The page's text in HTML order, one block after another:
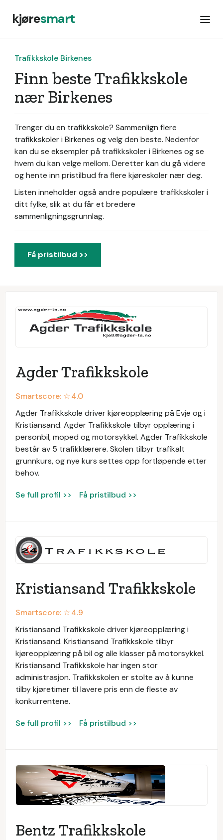
kjøresmart
Trafikkskole Birkenes
Finn beste Trafikkskole
nær Birkenes
Trenger du en trafikkskole? Sammenlign flere
trafikkskoler i Birkenes og velg den beste. Nedenfor
kan du se eksempler på trafikkskoler i Birkenes og se
hvem du kan velge mellom. Deretter kan du gå videre
og hente inn pristilbud fra flere kjøreskoler nær deg.
Listen inneholder også andre populære trafikkskoler i
ditt fylke, slik at du får et bredere
sammenligningsgrunnlag.
Få pristilbud >>
Agder Trafikkskole
Smartscore: ☆4.0
Agder Trafikkskole driver kjøreopplæring på Evje og i
Kristiansand. Agder Trafikkskole tilbyr opplæring i
personbil, moped og motorsykkel. Agder Trafikkskole
består av 5 trafikklærere. Skolen tilbyr trafikalt
grunnkurs, og nye kurs settes opp fortløpende etter
behov.
Se full profil >> Få pristilbud >>
Kristiansand Trafikkskole
Smartscore: ☆4.9
Kristiansand Trafikkskole driver kjøreopplæring i
Kristiansand. Kristiansand Trafikkskole tilbyr
kjøreopplæring på bil og alle klasser på motorsykkel.
Kristiansand Trafikkskole har ingen stor
administrasjon. Trafikkskolen er stolte av å kunne
tilby kjøretimer til lavere pris enn de fleste av
konkurrentene.
Se full profil >> Få pristilbud >>
Bentz Trafikkskole